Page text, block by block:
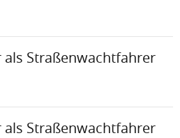
als Straßenwachtfahrer
als Straßenwachtfahrer